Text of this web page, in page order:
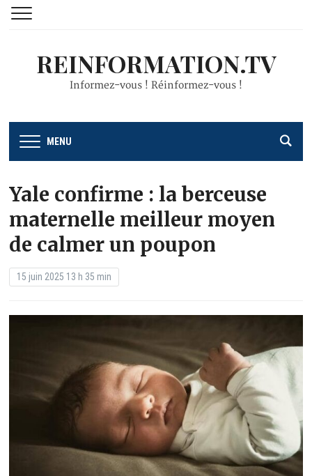
REINFORMATION.TV
Informez-vous ! Réinformez-vous !
MENU
Yale confirme : la berceuse
maternelle meilleur moyen
de calmer un poupon
15 juin 2025 13 h 35 min